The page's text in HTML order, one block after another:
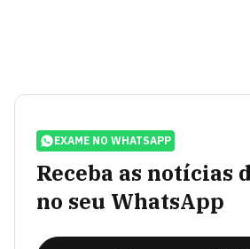
EXAME NO WHATSAPP
Receba as notícias
no seu WhatsApp